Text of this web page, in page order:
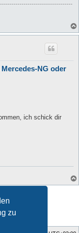
zu
NG oder
ich schick dir